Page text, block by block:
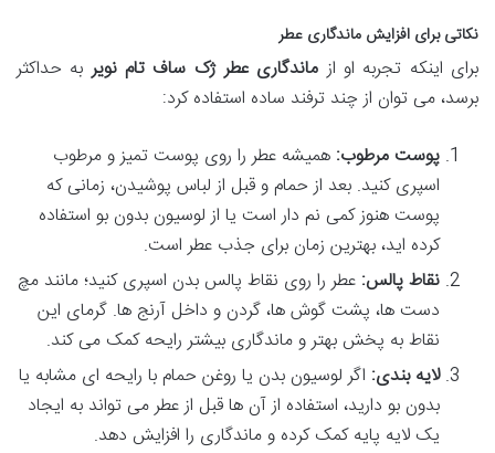
نکاتی برای افزایش ماندگاری عطر
برای اینکه تجربه او از ماندگاری عطر ژک ساف تام نویربه حداکثر
برسد، می توان از چند ترفند ساده استفاده کرد:
پوست مرطوب: همیشه عطر را روی پوست تمیز و مرطوب
اسپری کنید. بعد از حمام و قبل از لباس پوشیدن، زمانی که
پوست هنوز کمی نم دار است یا از لوسیون بدون بو استفاده
کرده اید، بهترین زمان برای جذب عطر است.
نقاط پالس: عطر را روی نقاط پالس بدن اسپری کنید؛ مانند مچ
دست ها، پشت گوش ها، گردن و داخل آرنج ها. گرمای این
نقاط به پخش بهتر و ماندگاری بیشتر رایحه کمک می کند.
لایه بندی: اگر لوسیون بدن یا روغن حمام با رایحه ای مشابه یا
بدون بو دارید، استفاده از آن ها قبل از عطر می تواند به ایجاد
یک لایه پایه کمک کرده و ماندگاری را افزایش دهد.